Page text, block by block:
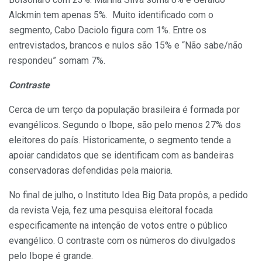
Alckmin tem apenas 5%. Muito identificado com o
segmento, Cabo Daciolo figura com 1%. Entre os
entrevistados, brancos e nulos são 15% e “Não sabe/não
respondeu” somam 7%.
Contraste
Cerca de um terço da população brasileira é formada por
evangélicos. Segundo o Ibope, são pelo menos 27% dos
eleitores do país. Historicamente, o segmento tende a
apoiar candidatos que se identificam com as bandeiras
conservadoras defendidas pela maioria.
No final de julho, o Instituto Idea Big Data propôs, a pedido
da revista Veja, fez uma pesquisa eleitoral focada
especificamente na intenção de votos entre o público
evangélico. O contraste com os números do divulgados
pelo Ibope é grande.